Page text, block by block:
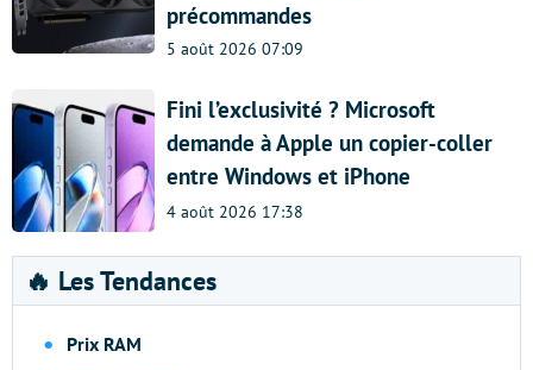
précommandes
5 août 2026 07:09
Fini l’exclusivité ? Microsoft
demande à Apple un copier-coller
entre Windows et iPhone
4 août 2026 17:38
🔥 Les Tendances
Prix RAM